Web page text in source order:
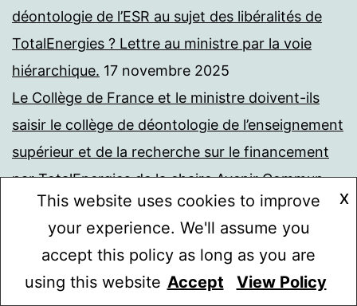
déontologie de l’ESR au sujet des libéralités de
TotalEnergies ? Lettre au ministre par la voie
hiérarchique. 17 novembre 2025
Le Collège de France et le ministre doivent-ils
saisir le collège de déontologie de l’enseignement
supérieur et de la recherche sur le financement
par TotalEnergies de la chaire Avenir Commun
Durable ? 16 novembre 2025
Protégé : La Journée de la Mémoire des
Génocides et de la Prévention des Crimes contre
l’Humanité. Heure d’Information syndicale 12
This website uses cookies to improve
your experience. We'll assume you
accept this policy as long as you are
using this website
X
Accept View Policy
Mode sombre :